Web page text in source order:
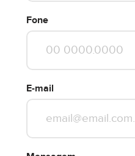
Fone
E-mail